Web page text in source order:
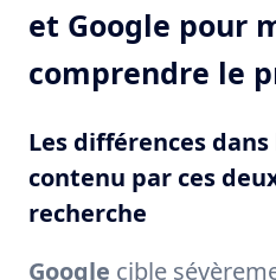
et Google pour
comprendre le
Les différences
contenu par ces
recherche
Google cible